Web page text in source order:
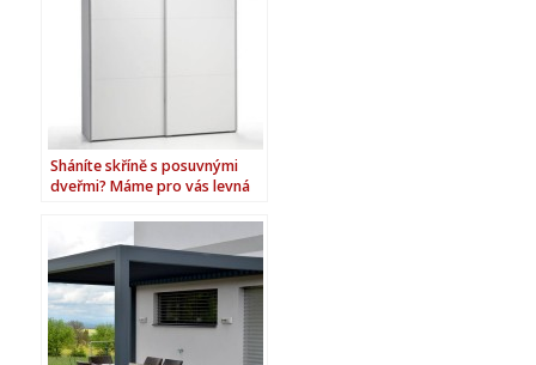
Sháníte skříně s posuvnými
dveřmi? Máme pro vás levná